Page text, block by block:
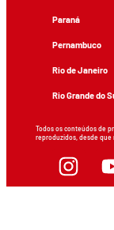
Paraná
Pernambuco
Rio de Janeiro
Rio Grande do
Todos os conteúdos de
reproduzidos, desde que